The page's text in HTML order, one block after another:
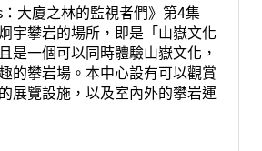
大廈之林的監視者們》第4集
宇攀岩的場所，即是「山嶽文化
是一個可以同時體驗山嶽文化，
的攀岩場。本中心設有可以觀賞
展覽設施，以及室內外的攀岩運